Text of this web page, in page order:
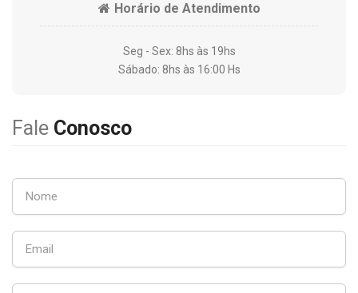
Horário de Atendimento
Seg - Sex: 8hs às 19hs
Sábado: 8hs às 16:00 Hs
Fale Conosco